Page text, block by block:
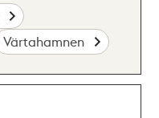
Värtahamnen